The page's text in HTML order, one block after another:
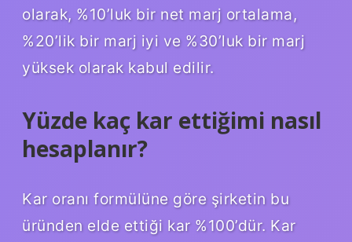
olarak, %10’luk bir net marj ortalama,
%20’lik bir marj iyi ve %30’luk bir marj
yüksek olarak kabul edilir.
Yüzde kaç kar ettiğimi nasıl
hesaplanır?
Kar oranı formülüne göre şirketin bu
üründen elde ettiği kar %100’dür. Kar